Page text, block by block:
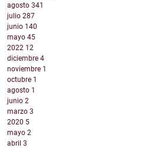
agosto 341
julio 287
junio 140
mayo 45
2022 12
diciembre 4
noviembre 1
octubre 1
agosto 1
junio 2
marzo 3
2020 5
mayo 2
abril 3